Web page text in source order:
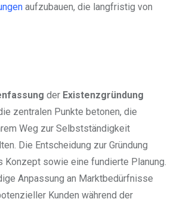
aufzubauen, die langfristig von
der Existenzgründung
zentralen Punkte betonen, die
Weg zur Selbstständigkeit
Die Entscheidung zur Gründung
Konzept sowie eine fundierte Planung.
Anpassung an Marktbedürfnisse
Kunden während der